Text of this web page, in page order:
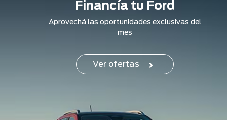
Financía tu Ford
Aprovechá las oportunidades exclusivas del
mes
Ver ofertas